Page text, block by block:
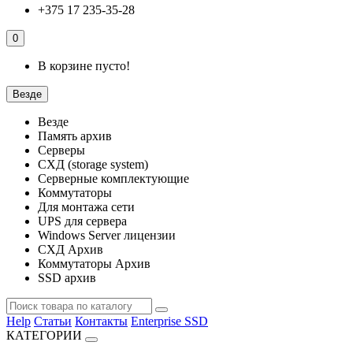
+375 17 235-35-28
0
В корзине пусто!
Везде
Везде
Память архив
Серверы
СХД (storage system)
Серверные комплектующие
Коммутаторы
Для монтажа сети
UPS для сервера
Windows Server лицензии
СХД Архив
Коммутаторы Архив
SSD архив
Help Статьи Контакты Enterprise SSD
КАТЕГОРИИ